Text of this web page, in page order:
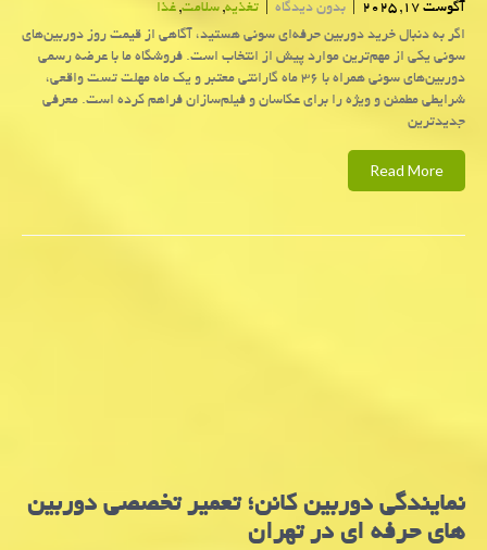
آگوست 17, 2025 | بدون دیدگاه | تغذیه,سلامت,غذا
اگر به دنبال خرید دوربین حرفه‌ای سونی هستید، آگاهی از قیمت روز دوربین‌های
سونی یکی از مهم‌ترین موارد پیش از انتخاب است. فروشگاه ما با عرضه رسمی
دوربین‌های سونی همراه با ۳۶ ماه گارانتی معتبر و یک ماه مهلت تست واقعی،
شرایطی مطمئن و ویژه را برای عکاسان و فیلم‌سازان فراهم کرده است. معرفی
جدیدترین
Read More
نمایندگی دوربین کانن؛ تعمیر تخصصی دوربین
های حرفه ای در تهران